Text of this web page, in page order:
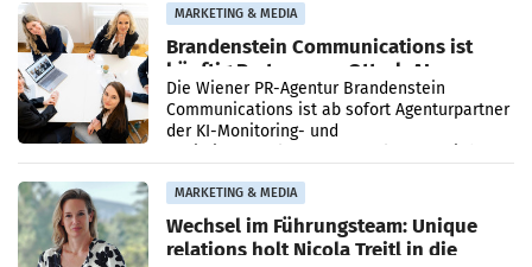
MARKETING & MEDIA
Brandenstein Communications ist
künftig Partner von OtterlyAI
Die Wiener PR-Agentur Brandenstein
Communications ist ab sofort Agenturpartner
der KI-Monitoring- und
MARKETING & MEDIA
Wechsel im Führungsteam: Unique
relations holt Nicola Treitl in die